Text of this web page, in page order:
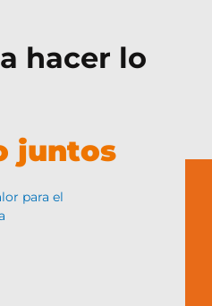
hacer lo
juntos
para el